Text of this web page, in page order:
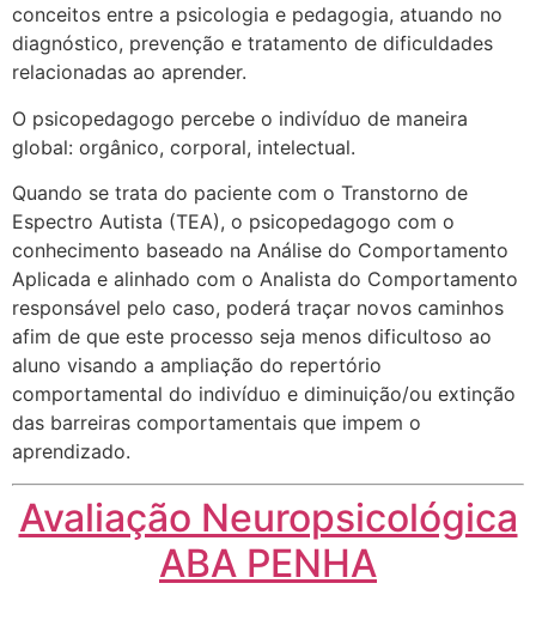
conceitos entre a psicologia e pedagogia, atuando no
diagnóstico, prevenção e tratamento de dificuldades
relacionadas ao aprender.
O psicopedagogo percebe o indivíduo de maneira
global: orgânico, corporal, intelectual.
Quando se trata do paciente com o Transtorno de
Espectro Autista (TEA), o psicopedagogo com o
conhecimento baseado na Análise do Comportamento
Aplicada e alinhado com o Analista do Comportamento
responsável pelo caso, poderá traçar novos caminhos
afim de que este processo seja menos dificultoso ao
aluno visando a ampliação do repertório
comportamental do indivíduo e diminuição/ou extinção
das barreiras comportamentais que impem o
aprendizado.
Avaliação Neuropsicológica
ABA PENHA